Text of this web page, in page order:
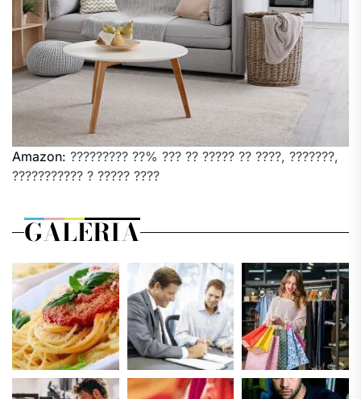
Amazon: ????????? ??% ??? ?? ????? ?? ????, ???????,
??????????? ? ????? ????
GALERIA